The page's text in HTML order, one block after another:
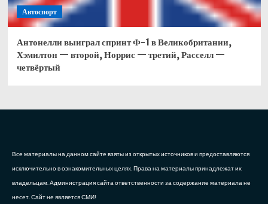
Автоспорт
Антонелли выиграл спринт Ф-1 в Великобритании,
Хэмилтон — второй, Норрис — третий, Расселл —
четвёртый
Все материалы на данном сайте взяты из открытых источников и предоставляются
исключительно в ознакомительных целях. Права на материалы принадлежат их
владельцам. Администрация сайта ответственности за содержание материала не
несет. Сайт не является СМИ!